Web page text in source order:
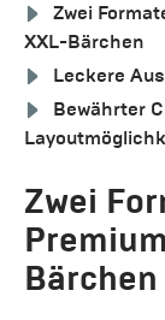
Zwei
XXL-Bärchen
Leckere
Bewährter
Zwei
Bärchen